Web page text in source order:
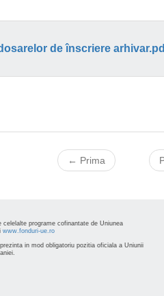
de înscriere
← Prima
celelalte programe cofinantate de Uniunea
www.fonduri-ue.ro
in mod obligatoriu pozitia oficiala a Uniunii